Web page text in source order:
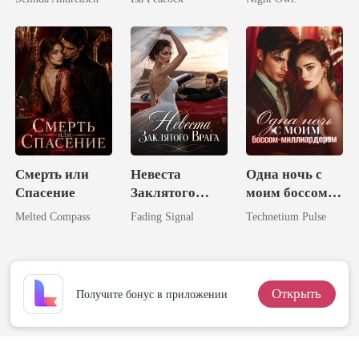
Луна короля
ликанов
Господина
Власова
Смерть или
Спасение
Melted Compass
Невеста
Заклятого
Врага
Fading Signal
Одна ночь с
моим боссом-
миллиардером
Technetium Pulse
Получите бонус в приложении Открыть